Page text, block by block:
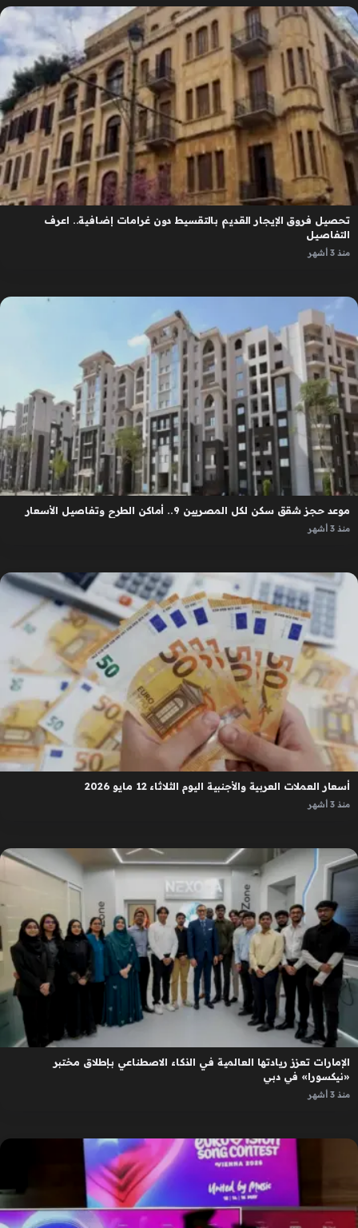
تحصيل فروق الإيجار القديم بالتقسيط دون غرامات إضافية.. اعرف
التفاصيل
منذ 3 أشهر
موعد حجز شقق سكن لكل المصريين 9.. أماكن الطرح وتفاصيل الأسعار
منذ 3 أشهر
أسعار العملات العربية والأجنبية اليوم الثلاثاء 12 مايو 2026
منذ 3 أشهر
الإمارات تعزز ريادتها العالمية في الذكاء الاصطناعي بإطلاق مختبر
«نيكسورا» في دبي
منذ 3 أشهر